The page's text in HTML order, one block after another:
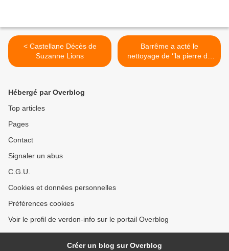
< Castellane Décès de
Suzanne Lions
Barrême a acté le
nettoyage de ‘’la pierre de
Charles’’ >
Hébergé par Overblog
Top articles
Pages
Contact
Signaler un abus
C.G.U.
Cookies et données personnelles
Préférences cookies
Voir le profil de verdon-info sur le portail Overblog
Créer un blog sur Overblog